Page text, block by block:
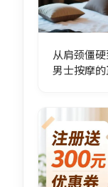
从肩颈僵
男士按摩